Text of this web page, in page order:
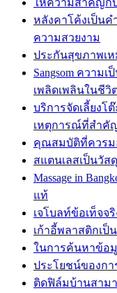
หลังคาโค้งเป็น
ความสวยงาม
ประกันสุขภาพเ
Sangsom ความ
เพลิดเพลินในชีวิ
บริการจัดเลี้ยงโ
เหตุการณ์ที่สำคั
คุณสมบัติที่ควรม
สแตนเลสเป็นวั
Massage in
แท้
เจโบลท์ข้อเท็จจ
เก้าอี้พลาสติกเป็
ในการค้นหาข้อ
ประโยชน์ของกา
ติดฟิล์มบ้านสาม